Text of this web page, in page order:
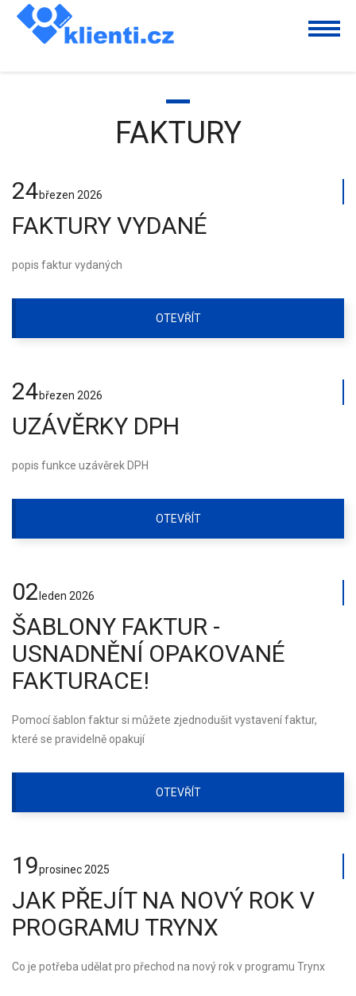
FAKTURY
24březen 2026
FAKTURY VYDANÉ
popis faktur vydaných
OTEVŘÍT
24březen 2026
UZÁVĚRKY DPH
popis funkce uzávěrek DPH
OTEVŘÍT
02 leden 2026
ŠABLONY FAKTUR -
USNADNĚNÍ OPAKOVANÉ
FAKTURACE!
Pomocí šablon faktur si můžete zjednodušit vystavení faktur,
které se pravidelně opakují
OTEVŘÍT
19prosinec2025
JAK PŘEJÍT NA NOVÝ ROK V
PROGRAMU TRYNX
Co je potřeba udělat pro přechod na nový rok v programu Trynx